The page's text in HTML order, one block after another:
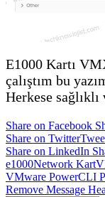
E1000 Kartı
çalıştım bu
Herkese
Share on Facebook
Share on Twitter
Share on LinkedIn
e1000Network Kart
Yazı
VMware PowerCLI
Remove Message